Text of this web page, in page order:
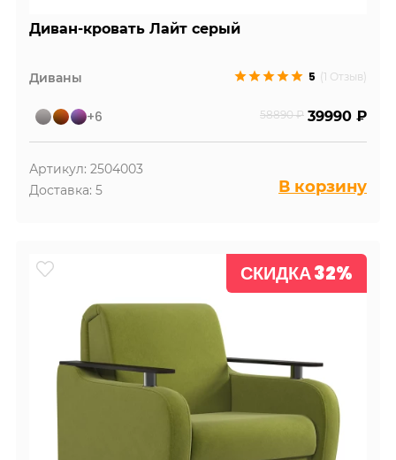
Диван-кровать Лайт серый
Диваны 5 (1 Отзыв)
+6 58890 ₽ 39990 ₽
Артикул: 2504003
Доставка: 5
В корзину
СКИДКА 32%